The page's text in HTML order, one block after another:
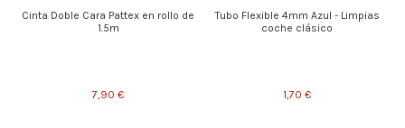
Cinta Doble Cara Pattex en rollo de
1.5m
7,90 €
Tubo Flexible 4mm Azul - Limpias
coche clásico
1,70 €